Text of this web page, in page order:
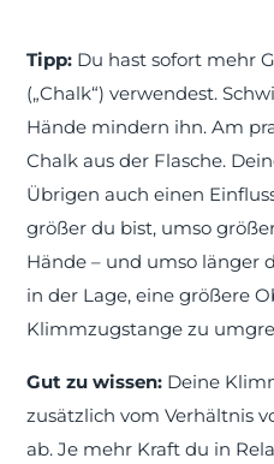
Tipp: Du hast sofort mehr
(„Chalk“) verwendest.
Hände mindern ihn. Am
Chalk aus der Flasche.
Übrigen auch einen
größer du bist, umso
Hände – und umso länger
in der Lage, eine größere
Klimmzugstange zu
Gut zu wissen: Deine
zusätzlich vom Verhältnis
ab. Je mehr Kraft du in